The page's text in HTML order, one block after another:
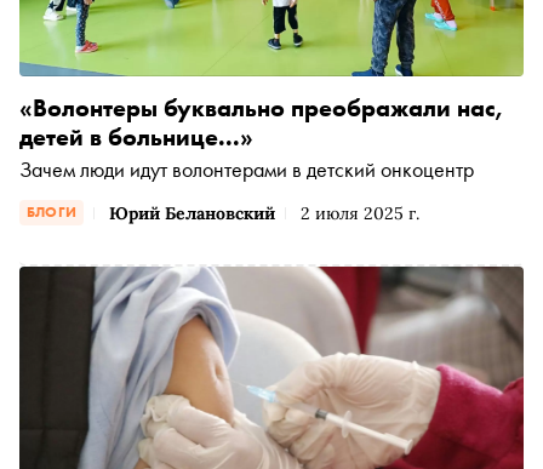
БЛОГИ Юрий Белановский 2 июля 2025 г.
«Волонтеры буквально преображали нас,
детей в больнице...»
Зачем люди идут волонтерами в детский онкоцентр